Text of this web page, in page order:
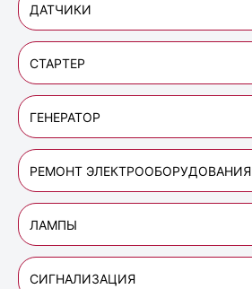
ДАТЧИКИ
СТАРТЕР
ГЕНЕРАТОР
РЕМОНТ ЭЛЕКТРООБОРУДОВАНИЯ
ЛАМПЫ
СИГНАЛИЗАЦИЯ